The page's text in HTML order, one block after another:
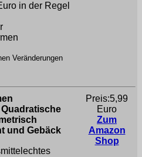
in der Regel
Veränderungen
und Gebäck
Preis:5,99
Euro
Zum
Amazon
Shop